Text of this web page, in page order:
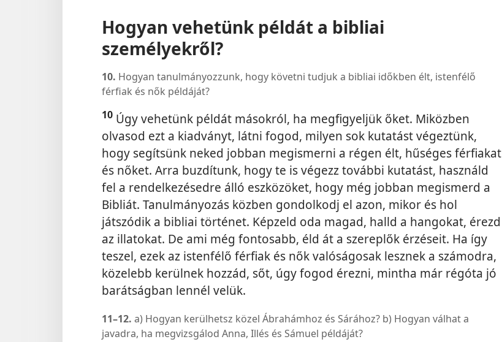
Hogyan vehetünk példát a bibliai
személyekről?
10. Hogyan tanulmányozzunk, hogy követni tudjuk a bibliai időkben élt, istenfélő
férfiak és nők példáját?
10 Úgy vehetünk példát másokról, ha megfigyeljük őket. Miközben
olvasod ezt a kiadványt, látni fogod, milyen sok kutatást végeztünk,
hogy segítsünk neked jobban megismerni a régen élt, hűséges férfiakat
és nőket. Arra buzdítunk, hogy te is végezz további kutatást, használd
fel a rendelkezésedre álló eszközöket, hogy még jobban megismerd a
Bibliát. Tanulmányozás közben gondolkodj el azon, mikor és hol
játszódik a bibliai történet. Képzeld oda magad, halld a hangokat, érezd
az illatokat. De ami még fontosabb, éld át a szereplők érzéseit. Ha így
teszel, ezek az istenfélő férfiak és nők valóságosak lesznek a számodra,
közelebb kerülnek hozzád, sőt, úgy fogod érezni, mintha már régóta jó
barátságban lennél velük.
11–12. a) Hogyan kerülhetsz közel Ábrahámhoz és Sárához? b) Hogyan válhat a
javadra, ha megvizsgálod Anna, Illés és Sámuel példáját?